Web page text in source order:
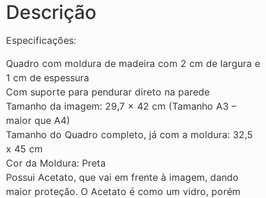
Descrição
Especificações:
Quadro com moldura de madeira com 2 cm de largura e
1 cm de espessura
Com suporte para pendurar direto na parede
Tamanho da imagem: 29,7 × 42 cm (Tamanho A3 –
maior que A4)
Tamanho do Quadro completo, já com a moldura: 32,5
x 45 cm
Cor da Moldura: Preta
Possui Acetato, que vai em frente à imagem, dando
maior proteção. O Acetato é como um vidro, porém